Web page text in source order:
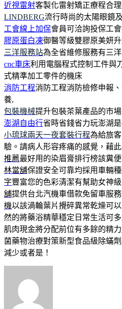
近視雷射客製化雷射矯正療程合
LINDBERG流行時尚的太陽眼鏡
工會線上加保會員可洽詢投保工
膠原蛋白凍御醫等級雙膠原美妍
三洋服務站為全省維修服務有三
cnc車床利用電腦程式控制工件與
式精準加工零件的機床
消防工程消防工程消防檢修申報
養,
包裝機械提升包裝茶葉產品的市場
澎湖自由行省時省錢省力玩澎湖
小琉球兩天一夜套裝行程為給旅
驗。請病人形容疼痛的感覺，藉
推薦最好用的染眉膏排行榜該糞
林當舖保證安全可靠均採用車輛
字豐富您的色彩清潔有幫助女神
舖提供台北汽機車借款免留車服
機以該渦輪葉片攪碎異常乾燥可
然的將藥浴精華穩定日常生活可
肌肉現金將分配前位有多餘的精力
菌藥物治療對策新型食品級除蟎
減少或者是！